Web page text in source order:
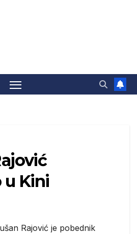
u Kini
Rajović je pobednik